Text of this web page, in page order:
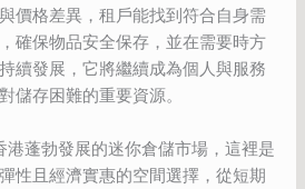
價格差異，租戶能找到符合自身需
確保物品安全保存，並在需要時方
續發展，它將繼續成為個人與服務
儲存困難的重要資源。
港蓬勃發展的迷你倉儲市場，這裡是
性且經濟實惠的空間選擇，從短期